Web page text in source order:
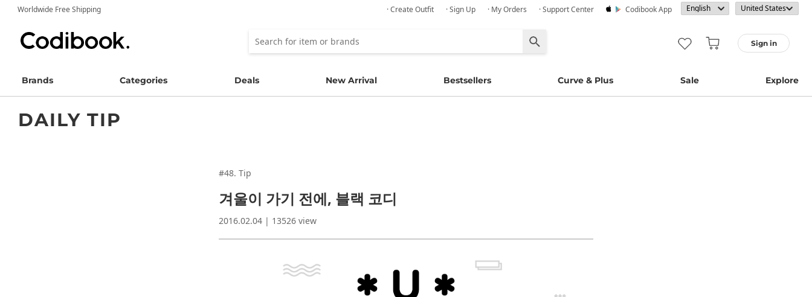
Worldwide Free Shipping · Create Outfit · Sign Up · My Orders · Support Center Codibook App
Sign in
Brands Categories Deals New Arrival Bestsellers Curve & Plus Sale Explore
DAILY TIP
#48. Tip
겨울이 가기 전에, 블랙 코디
2016.02.04 | 13526 view